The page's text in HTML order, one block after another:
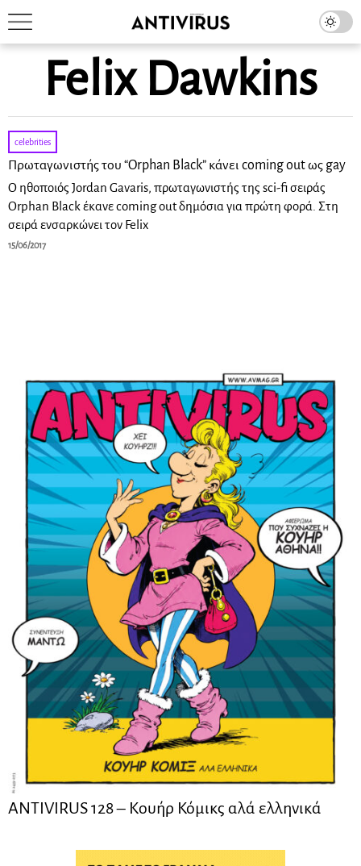
Felix Dawkins
celebrities
Πρωταγωνιστής του “Orphan Black” κάνει coming out ως gay
Ο ηθοποιός Jordan Gavaris, πρωταγωνιστής της sci-fi σειράς
Orphan Black έκανε coming out δημόσια για πρώτη φορά. Στη
σειρά ενσαρκώνει τον Felix
15/06/2017
ANTIVIRUS 128 – Kουήρ Κόμικς αλά ελληνικά